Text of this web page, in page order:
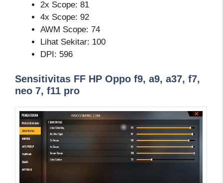
2x Scope: 81
4x Scope: 92
AWM Scope: 74
Lihat Sekitar: 100
DPI: 596
Sensitivitas FF HP Oppo f9, a9, a37, f7,
neo 7, f11 pro